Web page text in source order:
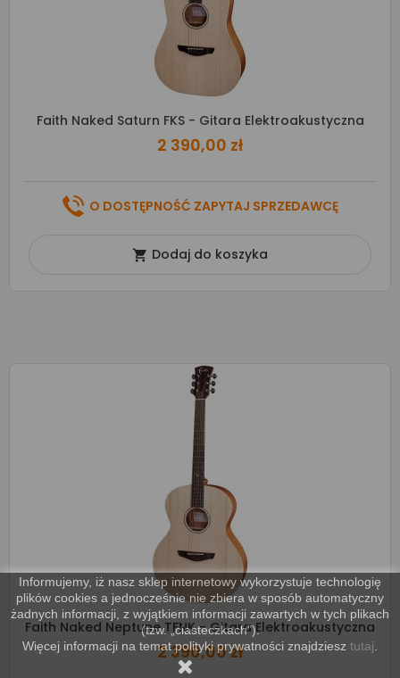
Informujemy, iż nasz sklep internetowy wykorzystuje technologię
plików cookies a jednocześnie nie zbiera w sposób automatyczny
żadnych informacji, z wyjątkiem informacji zawartych w tych plikach
(tzw. „ciasteczkach”).
Więcej informacji na temat polityki prywatności znajdziesz tutaj
Faith Naked Saturn FKS - Gitara Elektroakustyczna
2 390,00 zł
O DOSTĘPNOŚĆ ZAPYTAJ SPRZEDAWCĘ
 Dodaj do koszyka
Faith Naked Neptune TFNK - Gitara Elektroakustyczna
2 390,00 zł